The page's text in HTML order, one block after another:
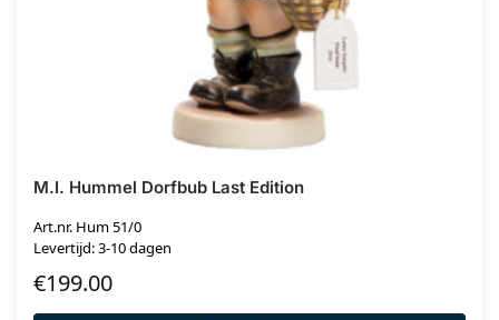
M.I. Hummel Dorfbub Last Edition
Art.nr. Hum 51/0
Levertijd: 3-10 dagen
€199.00